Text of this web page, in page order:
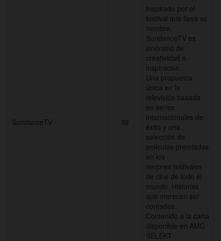
SundanceTV 39
Inspirado por el
festival que lleva su
nombre,
SundanceTV es
sinónimo de
creatividad e
inspiración.
Una propuesta
única en la
televisión basada
en series
internacionales de
éxito y una
selección de
películas premiadas
en los
mejores festivales
de cine de todo el
mundo. Historias
que merecen ser
contadas.
Contenido a la carta
disponible en AMC
SELEKT